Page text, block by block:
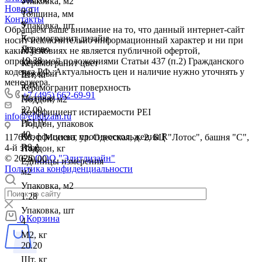
0.8
Упаковка, шт
5
М2, кг
19.38
Шт, кг
3.10
Поддон, м2
32.00
Поддон, упаковок
40
Поддон, кг
620.00
Толщина, мм
9
Керамогранит дизайн
Дерево
Керамогранит цвет
Бежевый
Керамогранит поверхность
Матовая
Коэффициент истираемости PEI
PEI IV
Коэффициент противоскольжения R
R9 A
Единицы измерения
м2
Упаковка, м2
1.28
Упаковка, шт
4
М2, кг
20.20
Шт, кг
Новости
Контакты
Обращаем ваше внимание на то, что данный интернет-сайт
носит исключительно информационный характер и ни при
каких условиях не является публичной офертой,
определяемой положениями Статьи 437 (п.2) Гражданского
кодекса РФ. Актуальность цен и наличие нужно уточнять у
менеджера.
+7 (495) 662-69-91
info@elitdizain.ru
117638, г. Москва, ул. Одесская, д. 2, БЦ "Лотос", башня "С",
4-й этаж
© 2026ООО "Элитдизайн"
Политика конфиденциальности
0 Корзина